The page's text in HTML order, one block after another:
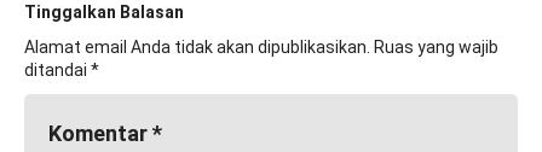
Tinggalkan Balasan
Alamat email Anda tidak akan dipublikasikan. Ruas yang wajib
ditandai *
Komentar*